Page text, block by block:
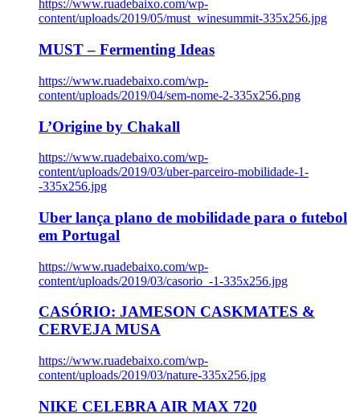
https://www.ruadebaixo.com/wp-
content/uploads/2019/05/must_winesummit-335x256.jpg
MUST – Fermenting Ideas
https://www.ruadebaixo.com/wp-
content/uploads/2019/04/sem-nome-2-335x256.png
L’Origine by Chakall
https://www.ruadebaixo.com/wp-
content/uploads/2019/03/uber-parceiro-mobilidade-1-
-335x256.jpg
Uber lança plano de mobilidade para o futebol
em Portugal
https://www.ruadebaixo.com/wp-
content/uploads/2019/03/casorio_-1-335x256.jpg
CASÓRIO: JAMESON CASKMATES &
CERVEJA MUSA
https://www.ruadebaixo.com/wp-
content/uploads/2019/03/nature-335x256.jpg
NIKE CELEBRA AIR MAX 720